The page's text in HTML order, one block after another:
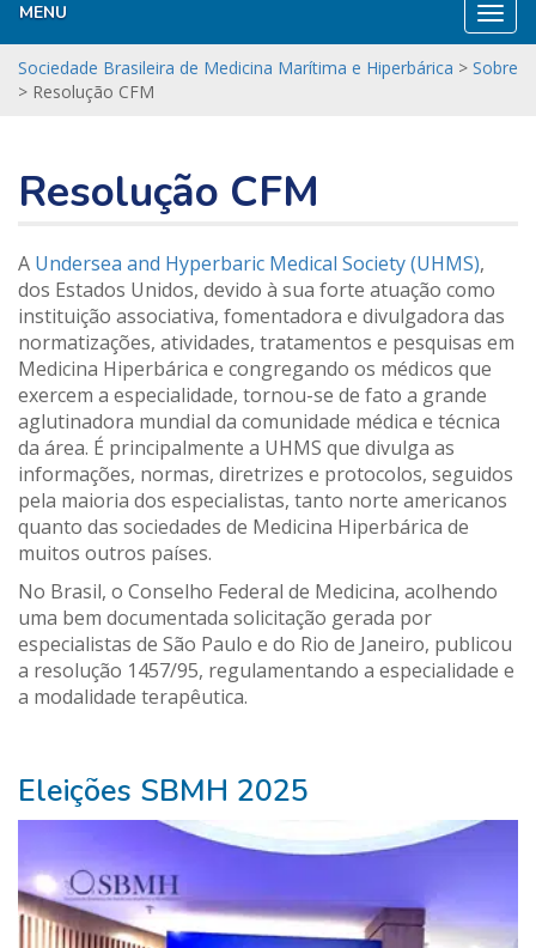
MENU
Sociedade Brasileira de Medicina Marítima e Hiperbárica > Sobre
> Resolução CFM
Resolução CFM
A Undersea and Hyperbaric Medical Society (UHMS),
dos Estados Unidos, devido à sua forte atuação como
instituição associativa, fomentadora e divulgadora das
normatizações, atividades, tratamentos e pesquisas em
Medicina Hiperbárica e congregando os médicos que
exercem a especialidade, tornou-se de fato a grande
aglutinadora mundial da comunidade médica e técnica
da área. É principalmente a UHMS que divulga as
informações, normas, diretrizes e protocolos, seguidos
pela maioria dos especialistas, tanto norte americanos
quanto das sociedades de Medicina Hiperbárica de
muitos outros países.
No Brasil, o Conselho Federal de Medicina, acolhendo
uma bem documentada solicitação gerada por
especialistas de São Paulo e do Rio de Janeiro, publicou
a resolução 1457/95, regulamentando a especialidade e
a modalidade terapêutica.
Parceiros
Eleições SBMH 2025